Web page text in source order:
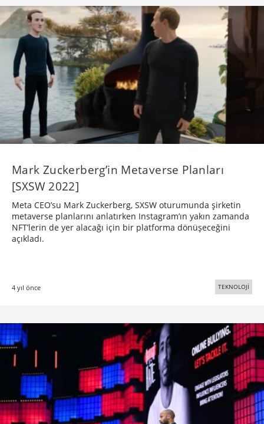
Mark Zuckerberg’in Metaverse Planları
[SXSW 2022]
Meta CEO’su Mark Zuckerberg, SXSW oturumunda şirketin
metaverse planlarını anlatırken Instagram’ın yakın zamanda
NFT’lerin de yer alacağı için bir platforma dönüşeceğini
açıkladı.
4 yıl önce TEKNOLOJİ